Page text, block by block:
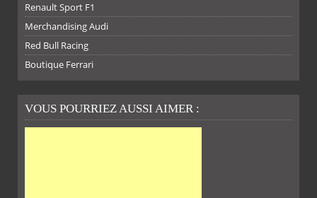
SUR SUR SUR
Renault Sport F1
Merchandising Audi
Red Bull Racing
Boutique Ferrari
VOUS POURRIEZ AUSSI AIMER :